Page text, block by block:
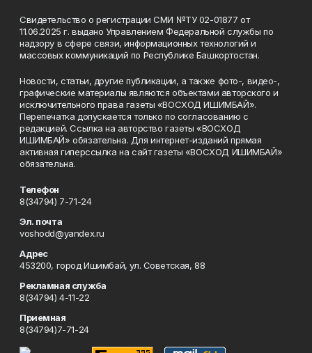
Свидетельство о регистрации СМИ №ТУ 02-01877 от
11.06.2025 г. выдано Управлением Федеральной службы по
надзору в сфере связи, информационных технологий и
массовых коммуникаций по Республике Башкортостан.
Новости, статьи, другие публикации, а также фото-, видео-,
графические материалы являются объектами авторского и
исключительного права газеты «ВОСХОД ИШИМБАЙ».
Перепечатка допускается только по согласованию с
редакцией. Ссылка на авторство газеты «ВОСХОД
ИШИМБАЙ» обязательна. Для интернет-изданий прямая
активная гиперссылка на сайт газеты «ВОСХОД ИШИМБАЙ»
обязательна.
Телефон
8(34794) 7-71-24
Эл. почта
voshodd@yandex.ru
Адрес
453200, город Ишимбай, ул. Советская, 88
Рекламная служба
8(34794) 4-11-22
Приемная
8(34794)7-71-24